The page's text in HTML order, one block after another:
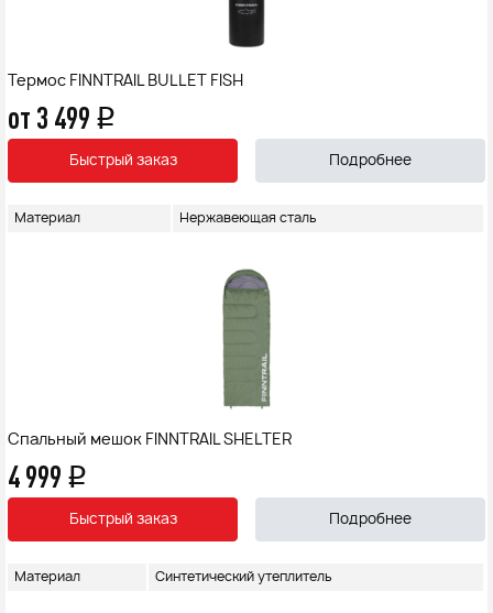
Термос FINNTRAIL BULLET FISH
от 3 499 q
Быстрый заказ Подробнее
Материал Нержавеющая сталь
Спальный мешок FINNTRAIL SHELTER
4 999 q
Быстрый заказ Подробнее
Материал Синтетический утеплитель